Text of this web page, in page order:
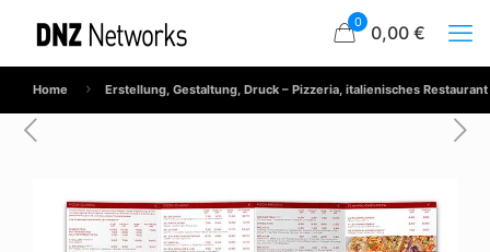
0 0,00 €
Home Erstellung, Gestaltung, Druck – Pizzeria, italienisches Restaurant